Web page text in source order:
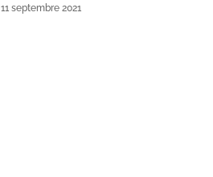
11 septembre 2021